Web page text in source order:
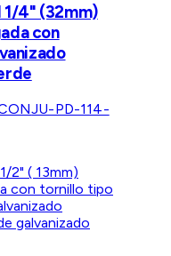
1/4" (32mm)
con
JU-PD-114-